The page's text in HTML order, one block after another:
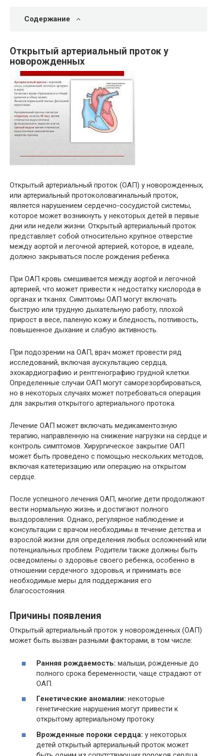
Содержание
Открытый артериальный проток у
новорожденных
Открытый артериальный проток (ОАП) у новорожденных,
или артериальный протоколовагинальный проток,
является нарушением сердечно-сосудистой системы,
которое может возникнуть у некоторых детей в первые
дни или недели жизни. Открытый артериальный проток
представляет собой относительно крупное отверстие
между аортой и легочной артерией, которое, в идеале,
должно закрываться после рождения ребенка.
При ОАП кровь смешивается между аортой и легочной
артерией, что может привести к недостатку кислорода в
органах и тканях. Симптомы ОАП могут включать
быструю или трудную дыхательную работу, плохой
прирост в весе, паленую кожу и бледность, потливость,
повышенное дыхание и слабую активность.
При подозрении на ОАП, врач может провести ряд
исследований, включая аускультацию сердца,
эхокардиографию и рентгенографию грудной клетки.
Определенные случаи ОАП могут саморезорбироваться,
но в некоторых случаях может потребоваться операция
для закрытия открытого артериального протока.
Лечение ОАП может включать медикаментозную
терапию, направленную на снижение нагрузки на сердце и
контроль симптомов. Хирургическое закрытие ОАП
может быть проведено с помощью нескольких методов,
включая катетеризацию или операцию на открытом
сердце.
После успешного лечения ОАП, многие дети продолжают
вести нормальную жизнь и достигают полного
выздоровления. Однако, регулярное наблюдение и
консультации с врачом необходимы в течение детства и
взрослой жизни для определения любых осложнений или
потенциальных проблем. Родители также должны быть
осведомлены о здоровье своего ребенка, особенно в
отношении сердечного здоровья, и принимать все
необходимые меры для поддержания его
благосостояния.
Причины появления
Открытый артериальный проток у новорожденных (ОАП)
может быть вызван разными факторами, в том числе:
Ранняя рождаемость: малыши, рожденные до
полного срока беременности, чаще страдают от
ОАП.
Генетические аномалии: некоторые
генетические нарушения могут привести к
открытому артериальному протоку.
Врожденные пороки сердца: у некоторых
детей открытый артериальный проток может